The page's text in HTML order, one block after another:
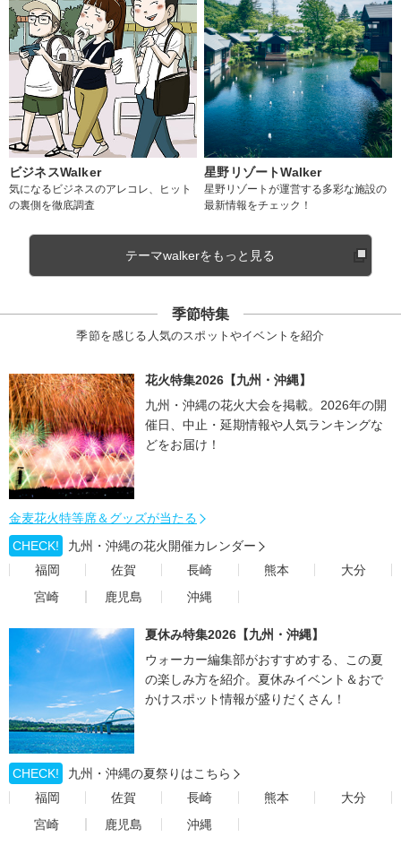
ビジネスWalker
気になるビジネスのアレコレ、ヒット
の裏側を徹底調査
星野リゾートWalker
星野リゾートが運営する多彩な施設の
最新情報をチェック！
テーマwalkerをもっと見る
季節特集
季節を感じる人気のスポットやイベントを紹介
花火特集2026【九州・沖縄】
九州・沖縄の花火大会を掲載。2026年の開
催日、中止・延期情報や人気ランキングな
どをお届け！
金麦花火特等席＆グッズが当たる
CHECK!
九州・沖縄の花火開催カレンダー
福岡
佐賀 長崎 熊本
大分
宮崎
鹿児島 沖縄
夏休み特集2026【九州・沖縄】
ウォーカー編集部がおすすめする、この夏
の楽しみ方を紹介。夏休みイベント＆おで
かけスポット情報が盛りだくさん！
CHECK!
九州・沖縄の夏祭りはこちら
福岡
佐賀 長崎 熊本
大分
宮崎
鹿児島 沖縄